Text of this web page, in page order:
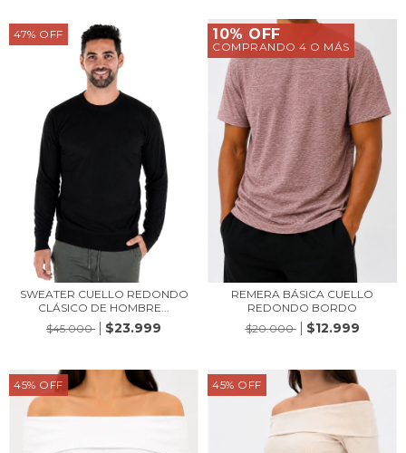
47% OFF
SWEATER CUELLO REDONDO
CLÁSICO DE HOMBRE...
$45.000
$23.999
10% OFF
COMPRANDO 4 O MÁS
REMERA BÁSICA CUELLO
REDONDO BORDO
$20.000
$12.999
45% OFF 45% OFF